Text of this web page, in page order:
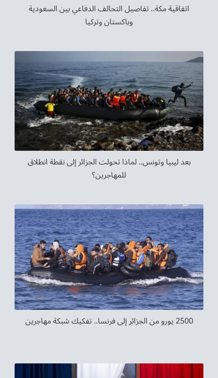
اتفاقية مكة.. تفاصيل التحالف الدفاعي بين السعودية
وباكستان وتركيا
بعد ليبيا وتونس.. لماذا تحولت الجزائر إلى نقطة انطلاق
للمهاجرين؟
2500 يورو من الجزائر إلى فرنسا.. تفكيك شبكة مهاجرين